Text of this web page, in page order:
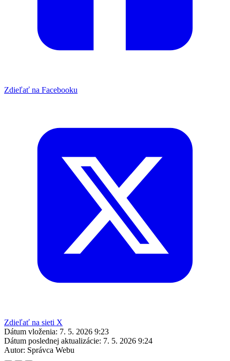
Zdieľať na Facebooku
Zdieľať na sieti X
Dátum vloženia: 7. 5. 2026 9:23
Dátum poslednej aktualizácie: 7. 5. 2026 9:24
Autor: Správca Webu